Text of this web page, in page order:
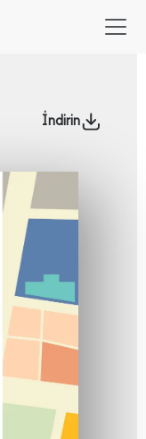
İndirin